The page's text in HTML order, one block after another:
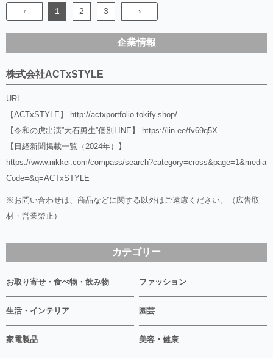
‹ 1 2 3 ›
企業情報
株式会社ACTxSTYLE
URL
【ACTxSTYLE】
http://actxportfolio.tokify.shop/
【令和の虎出演”大石勇生”個別LINE】
https://lin.ee/fv69q5X
【日経新聞掲載一覧（2024年）】
https://www.nikkei.com/compass/search?category=cross&page=1&media
Code=&q=ACTxSTYLE
※お問い合わせは、商品などに関する以外はご遠慮ください。（広告取
材・営業禁止）
カテゴリー
お取り寄せ・食べ物・飲み物 ファッション
生活・インテリア 園芸
家電製品 美容・健康